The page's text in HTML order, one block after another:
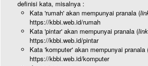
definisi kata, misalnya :
Kata 'rumah' akan mempunyai pranala (
https://kbbi.web.id/rumah
Kata 'pintar' akan mempunyai pranala (link
https://kbbi.web.id/pintar
Kata 'komputer' akan mempunyai pranala
https://kbbi.web.id/komputer